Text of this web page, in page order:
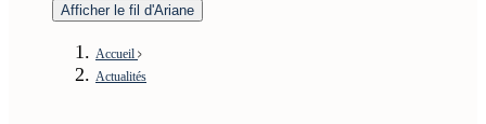
Afficher le fil d'Ariane
Accueil
Actualités